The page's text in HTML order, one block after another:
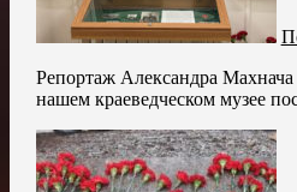
Репортаж Александра
нашем краеведческом музее